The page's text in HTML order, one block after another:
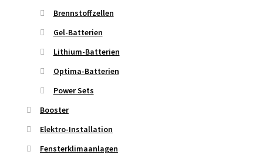
Brennstoffzellen
Gel-Batterien
Lithium-Batterien
Optima-Batterien
Power Sets
Booster
Elektro-Installation
Fensterklimaanlagen